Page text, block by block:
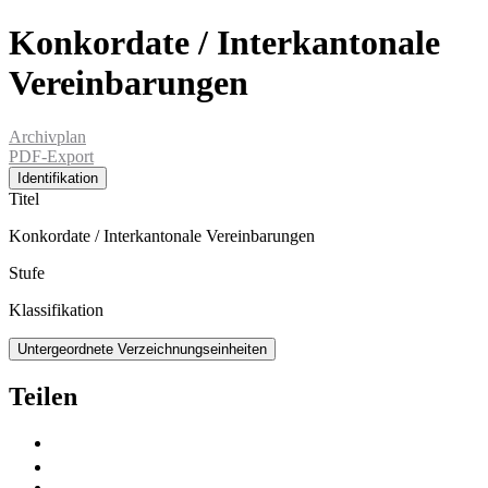
Konkordate / Interkantonale
Vereinbarungen
Archivplan
PDF-Export
Identifikation
Titel
Konkordate / Interkantonale Vereinbarungen
Stufe
Klassifikation
Untergeordnete Verzeichnungseinheiten
Teilen